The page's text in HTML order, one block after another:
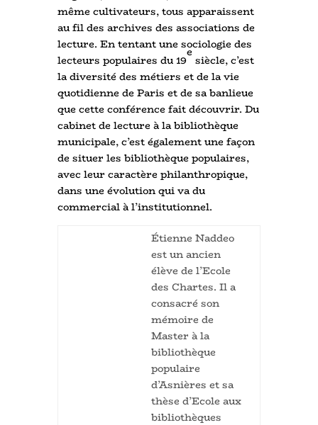
même cultivateurs, tous apparaissent
au fil des archives des associations de
lecture. En tentant une sociologie des
lecteurs populaires du 19
e
siècle, c’est
la diversité des métiers et de la vie
quotidienne de Paris et de sa banlieue
que cette conférence fait découvrir. Du
cabinet de lecture à la bibliothèque
municipale, c’est également une façon
de situer les bibliothèque populaires,
avec leur caractère philanthropique,
dans une évolution qui va du
commercial à l’institutionnel.
Étienne Naddeo
est un ancien
élève de l’Ecole
des Chartes. Il a
consacré son
mémoire de
Master à la
bibliothèque
populaire
d’Asnières et sa
thèse d’Ecole aux
bibliothèques